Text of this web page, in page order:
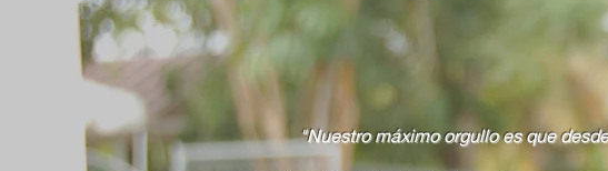
"Nuestro máximo orgullo es que